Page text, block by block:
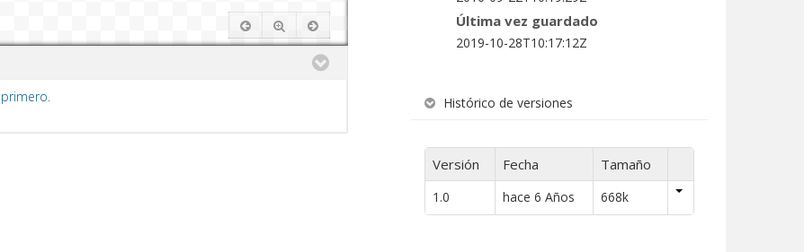
Última vez guardado
2019-10-28T10:17:12Z
Histórico de versiones
Versión Fecha Tamaño
1.0 hace 6 Años 668k